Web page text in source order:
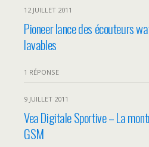
12 JUILLET 2011
Pioneer lance des écouteurs
lavables
1 RÉPONSE
9 JUILLET 2011
Vea Digitale Sportive – La
GSM